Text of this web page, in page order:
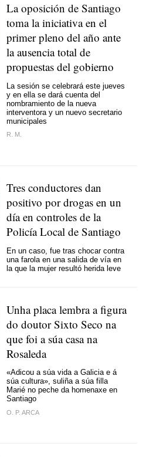
La oposición de Santiago
toma la iniciativa en el
primer pleno del año ante
la ausencia total de
propuestas del gobierno
La sesión se celebrará este jueves
y en ella se dará cuenta del
nombramiento de la nueva
interventora y un nuevo secretario
municipales
R. M.
Tres conductores dan
positivo por drogas en un
día en controles de la
Policía Local de Santiago
En un caso, fue tras chocar contra
una farola en una salida de vía en
la que la mujer resultó herida leve
Unha placa lembra a figura
do doutor Sixto Seco na
que foi a súa casa na
Rosaleda
«Adicou a súa vida a Galicia e á
súa cultura», suliña a súa filla
Marié no peche da homenaxe en
Santiago
O. P. ARCA